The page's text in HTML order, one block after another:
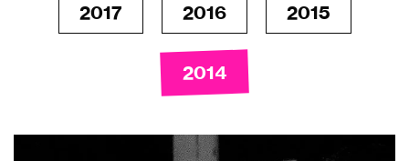
2017 2016 2015
2014